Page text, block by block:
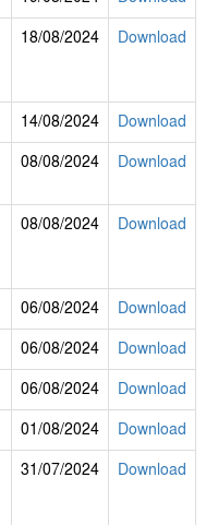
18/08/2024 Download
14/08/2024
Download
08/08/2024 Download
08/08/2024 Download
06/08/2024
Download
06/08/2024
Download
06/08/2024
Download
01/08/2024
Download
31/07/2024 Download